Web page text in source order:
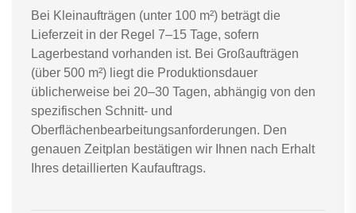
Bei Kleinaufträgen (unter 100 m²) beträgt die
Lieferzeit in der Regel 7–15 Tage, sofern
Lagerbestand vorhanden ist. Bei Großaufträgen
(über 500 m²) liegt die Produktionsdauer
üblicherweise bei 20–30 Tagen, abhängig von den
spezifischen Schnitt- und
Oberflächenbearbeitungsanforderungen. Den
genauen Zeitplan bestätigen wir Ihnen nach Erhalt
Ihres detaillierten Kaufauftrags.